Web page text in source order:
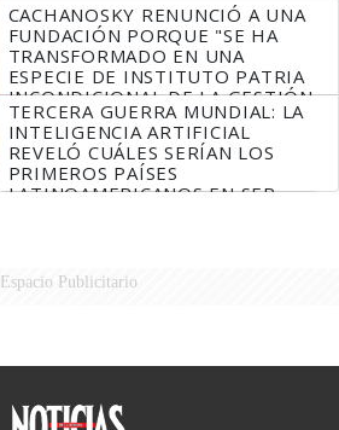
CACHANOSKY RENUNCIÓ A UNA
FUNDACIÓN PORQUE "SE HA
TRANSFORMADO EN UNA
ESPECIE DE INSTITUTO PATRIA
INCONDICIONAL DE LA GESTIÓN
DE MILEI"
TERCERA GUERRA MUNDIAL: LA
INTELIGENCIA ARTIFICIAL
REVELÓ CUÁLES SERÍAN LOS
PRIMEROS PAÍSES
LATINOAMERICANOS EN SER
Espacio Publicitario